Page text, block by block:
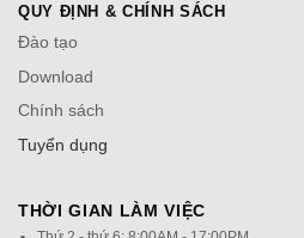
QUY ĐỊNH & CHÍNH SÁCH
Đào tạo
Download
Chính sách
Tuyển dụng
THỜI GIAN LÀM VIỆC